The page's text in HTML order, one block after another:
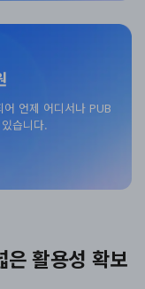
언제 어디서나 PUB
습니다.
활용성 확보